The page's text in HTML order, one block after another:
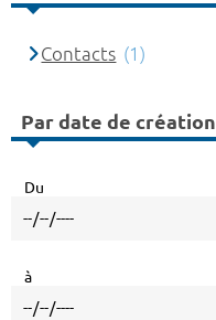
Contacts (1)
Par date de création
Du
à